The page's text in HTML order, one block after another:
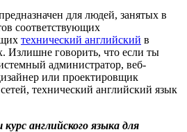
для людей, занятых в
соответствующих
технический английский в
Излишне говорить, что если ты
администратор, веб-
или проектировщик
технический английский язык
английского языка для